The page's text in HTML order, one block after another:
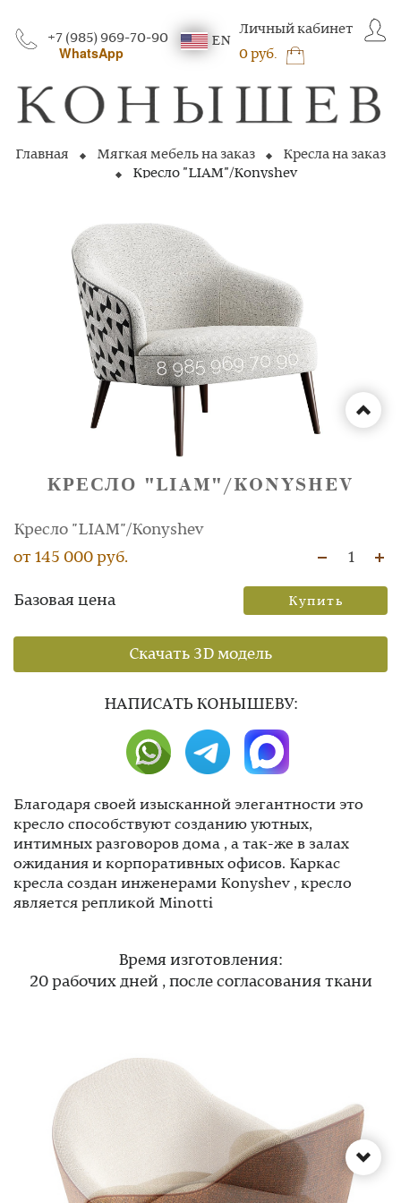
+7 (985) 969-70-90
WhatsApp
EN
Личный кабинет
0 руб.
Главная Мягкая мебель на заказ
Кресла на заказ
Кресло "LIAM"/Konyshev
КРЕСЛО "LIAM"/KONYSHEV
Кресло "LIAM"/Konyshev
от 145 000 руб.
1
Базовая цена Купить
Скачать 3D модель
НAПИСАТЬ КОНЫШЕВУ:
Благодаря своей изысканной элегантности это
кресло способствуют созданию уютных,
интимных разговоров дома , а так-же в залах
ожидания и корпоративных офисов. Каркас
кресла создан инженерами Konyshev , кресло
является репликой Minotti
Время изготовления:
20 рабочих дней , после согласования ткани